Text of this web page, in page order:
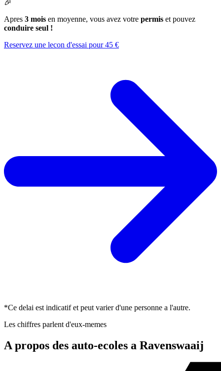
🎉
Apres 3 mois en moyenne, vous avez votre permis et pouvez
conduire seul !
Reservez une lecon d'essai pour 45 €
*Ce delai est indicatif et peut varier d'une personne a l'autre.
Les chiffres parlent d'eux-memes
A propos des auto-ecoles a Ravenswaaij